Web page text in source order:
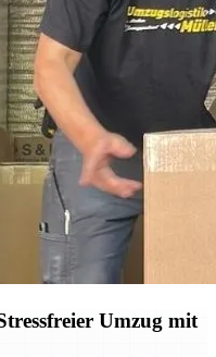
Umzug mit